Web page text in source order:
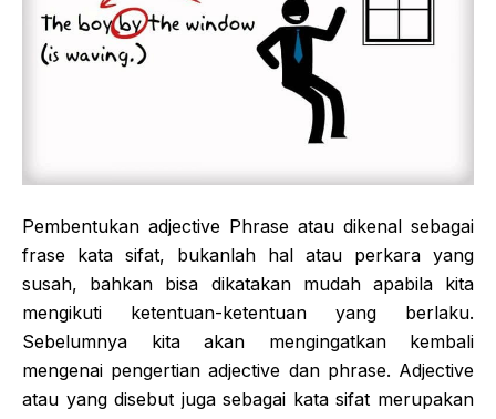
Pembentukan adjective Phrase atau dikenal sebagai
frase kata sifat, bukanlah hal atau perkara yang
susah, bahkan bisa dikatakan mudah apabila kita
mengikuti ketentuan-ketentuan yang berlaku.
Sebelumnya kita akan mengingatkan kembali
mengenai pengertian adjective dan phrase. Adjective
atau yang disebut juga sebagai kata sifat merupakan